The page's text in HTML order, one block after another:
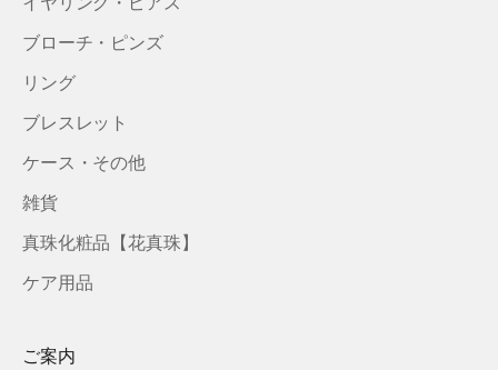
ブローチ・ピンズ
リング
ブレスレット
ケース・その他
雑貨
真珠化粧品【花真珠】
ケア用品
ご案内